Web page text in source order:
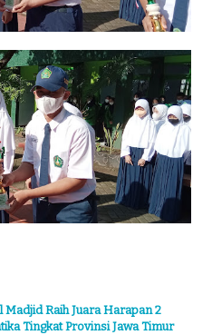
Raih Juara Harapan 2
Tingkat Provinsi Jawa Timur